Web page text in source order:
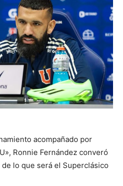
acompañado por
Ronnie Fernández converó
lo que será el Superclásico